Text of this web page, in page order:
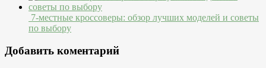
7-местные кроссоверы: обзор лучших моделей и советы
по выбору
Добавить коментарий